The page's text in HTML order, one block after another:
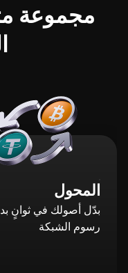
مجموعة
المحول
بدّل أصولك في ثوانٍ
رسوم الشبكة